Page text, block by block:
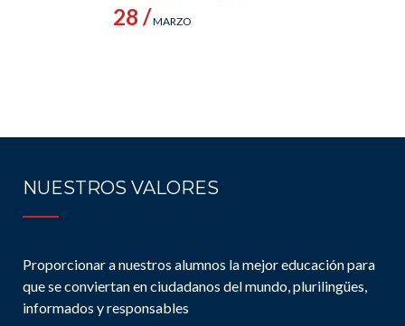
28 /MARZO
NUESTROS VALORES
Proporcionar a nuestros alumnos la mejor educación para
que se conviertan en ciudadanos del mundo, plurilingües,
informados y responsables